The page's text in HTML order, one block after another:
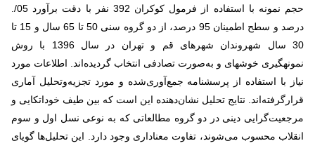
حجم نمونه با استفاده از فرمول کوکران 392 نفر با دقت برآورد 05/.
درصد و سطح اطمینان 95 درصد، از دو گروه سنی 50 تا 65 سال و 15 تا
30 سال شهروندان شهرهای قم و تهران در سال 1396 با روش
نمونه‏گیری خوشه‏ای و به‌صورت تصادفی انتخاب گردیده‌اند. اطلاعات مورد
نیاز با استفاده از پرسشنامه جمع‌آوری‌شده و مورد تجزیه‌وتحلیل آماری
قرارگرفته‌اند. نتایج تحلیل نشان‌دهنده این است که بین طیف خوداتکایی و
مرجعیت‌گرایی دینی در دو گروه مطالعاتی که به نوعی نسل اول و سوم
انقلاب محسوب می‌شوند، تفاوت معناداری وجود دارد. این تحلیل‌ها گویای